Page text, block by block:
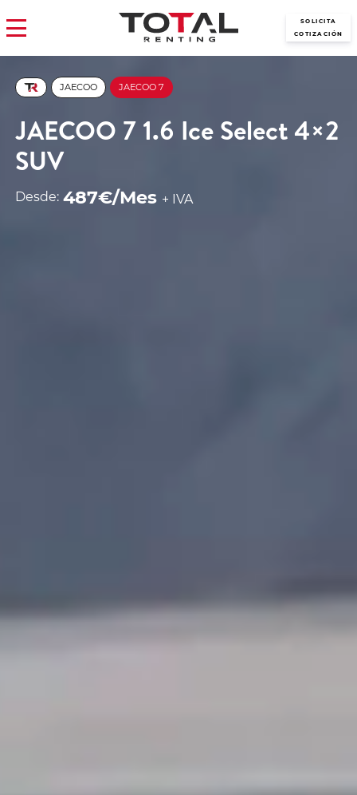
SOLICITA
COTIZACIÓN
JAECOO JAECOO 7
JAECOO 7 1.6 Ice Select 4×2
SUV
Desde: 487€/Mes + IVA